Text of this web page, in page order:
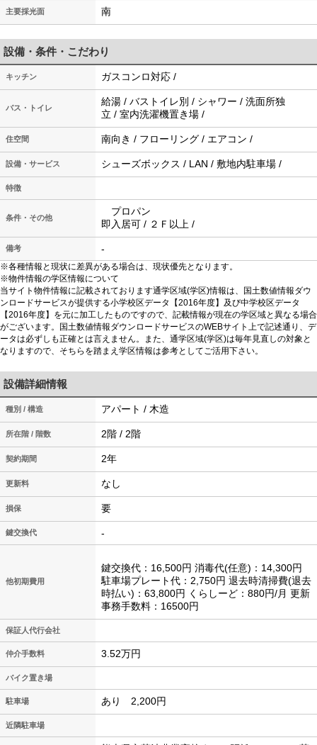
主要採光面 南
設備・条件・こだわり
キッチン ガスコンロ対応 /
バス・トイレ
給湯 / バストイレ別 / シャワー / 洗面所独
立 / 室内洗濯機置き場 /
住空間 南向き / フローリング / エアコン /
設備・サービス シューズボックス / LAN / 敷地内駐車場 /
特徴
条件・その他
プロパン
即入居可 / ２Ｆ以上 /
備考 -
※各種情報と現状に差異がある場合は、現状優先となります。
※物件情報の学区情報について
当サイト物件情報に記載されております通学区域(学区)情報は、国土数値情報ダウ
ンロードサービスが提供する小学校区データ【2016年度】及び中学校区データ
【2016年度】を元に加工したものですので、記載情報が現在の学区域と異なる場合
がございます。国土数値情報ダウンロードサービスのWEBサイト上で記述通り、デ
ータは必ずしも正確とは言えません。また、通学区域(学区)は毎年見直しの対象と
なりますので、そちらを踏まえ学区情報は参考としてご活用下さい。
設備詳細情報
種別 / 構造 アパート / 木造
所在階 / 階数 2階 / 2階
契約期間 2年
更新料 なし
損保 要
鍵交換代 -
他初期費用
鍵交換代：16,500円 消毒代(任意)：14,300円
駐車場プレート代：2,750円 退去時清掃費(退去
時払い)：63,800円 くらしーど：880円/月 更新
事務手数料：16500円
保証人代行会社
仲介手数料 3.52万円
バイク置き場
駐車場 あり 2,200円
近隣駐車場